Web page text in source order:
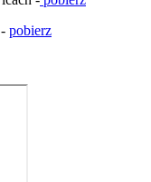
pobierz